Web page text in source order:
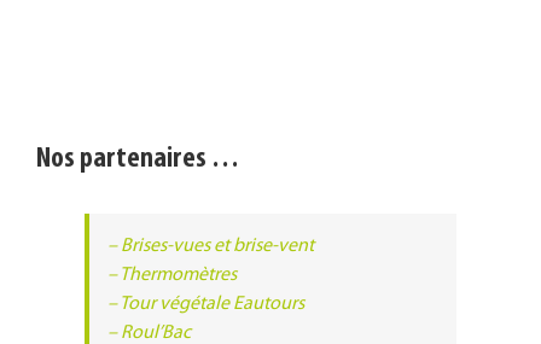
Nos partenaires …
– Brises-vues et brise-vent
– Thermomètres
– Tour végétale Eautours
– Roul’Bac